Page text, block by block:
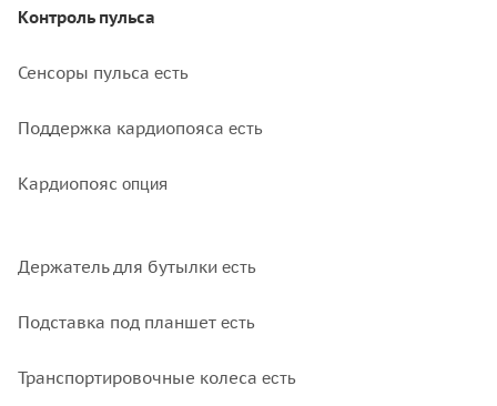
Контроль пульса
Сенсоры пульса есть
Поддержка кардиопояса есть
Кардиопояс опция
Держатель для бутылки есть
Подставка под планшет есть
Транспортировочные колеса есть